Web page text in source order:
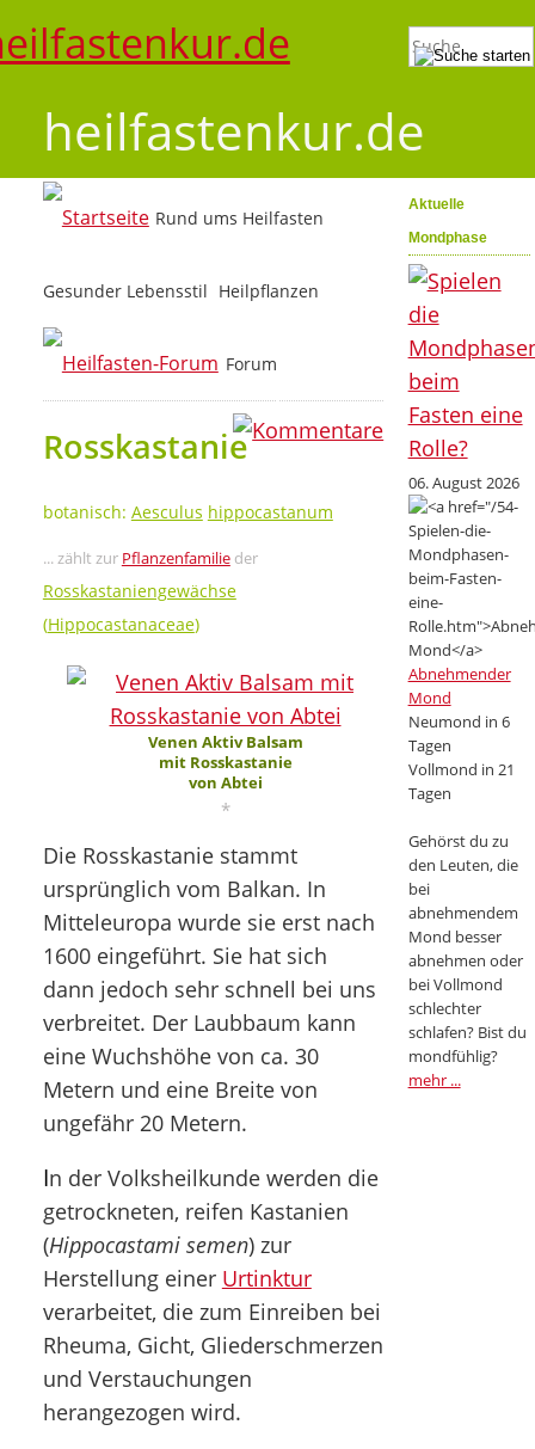
heilfastenkur.de
Aktuelle
Mondphase
06. August 2026
Abnehmender
Mond
Neumond in 6
Tagen
Vollmond in 21
Tagen
Gehörst du zu
den Leuten, die
bei
abnehmendem
Mond besser
abnehmen oder
bei Vollmond
schlechter
schlafen? Bist du
mondfühlig?
mehr ...
Rund ums Heilfasten
Gesunder Lebensstil Heilpflanzen
Forum
0
Rosskastanie
botanisch: Aesculus hippocastanum
... zählt zur Pflanzenfamilieder
Rosskastaniengewächse
(Hippocastanaceae)
Venen Aktiv Balsam
mit Rosskastanie
von Abtei
*
Die Rosskastanie stammt
ursprünglich vom Balkan. In
Mitteleuropa wurde sie erst nach
1600 eingeführt. Sie hat sich
dann jedoch sehr schnell bei uns
verbreitet. Der Laubbaum kann
eine Wuchshöhe von ca. 30
Metern und eine Breite von
ungefähr 20 Metern.
In der Volksheilkunde werden die
getrockneten, reifen Kastanien
(Hippocastami semen) zur
Herstellung einer Urtinktur
verarbeitet, die zum Einreiben bei
Rheuma, Gicht, Gliederschmerzen
und Verstauchungen
herangezogen wird.